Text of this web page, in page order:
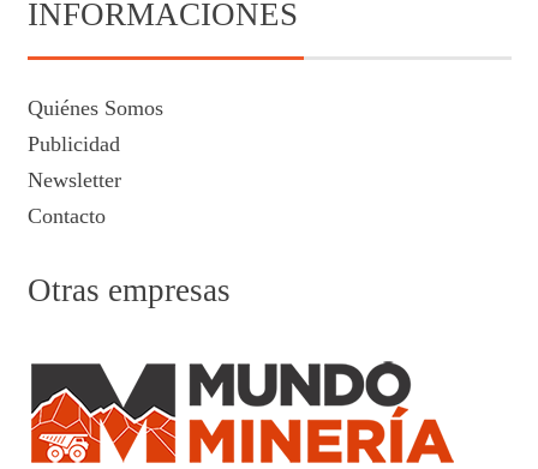
INFORMACIONES
Quiénes Somos
Publicidad
Newsletter
Contacto
Otras empresas